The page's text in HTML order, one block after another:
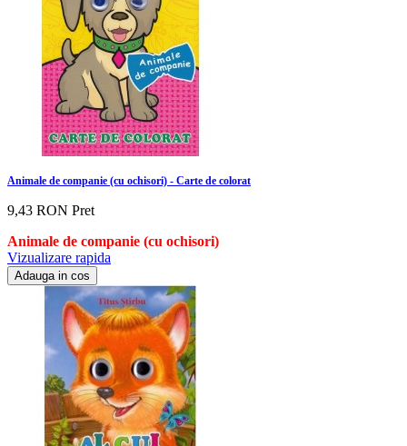
Animale de companie (cu ochisori) - Carte de colorat
9,43 RON Pret
Animale de companie (cu ochisori)
Vizualizare rapida
Adauga in cos